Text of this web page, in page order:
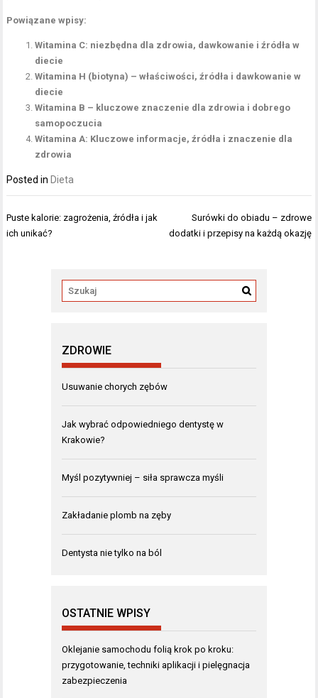
Powiązane wpisy:
Witamina C: niezbędna dla zdrowia, dawkowanie i źródła w
diecie
Witamina H (biotyna) – właściwości, źródła i dawkowanie w
diecie
Witamina B – kluczowe znaczenie dla zdrowia i dobrego
samopoczucia
Witamina A: Kluczowe informacje, źródła i znaczenie dla
zdrowia
Posted in Dieta
Nawigacja
wpisu
Puste kalorie: zagrożenia, źródła i jak
ich unikać?
Surówki do obiadu – zdrowe
dodatki i przepisy na każdą okazję
ZDROWIE
Usuwanie chorych zębów
Jak wybrać odpowiedniego dentystę w
Krakowie?
Myśl pozytywniej – siła sprawcza myśli
Zakładanie plomb na zęby
Dentysta nie tylko na ból
OSTATNIE WPISY
Oklejanie samochodu folią krok po kroku:
przygotowanie, techniki aplikacji i pielęgnacja
zabezpieczenia